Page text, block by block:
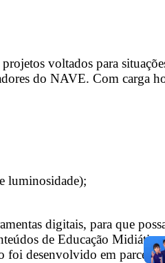
voltados para
do NAVE. Com carga
luminosidade);
digitais, para que
de Educação
desenvolvido em parceria